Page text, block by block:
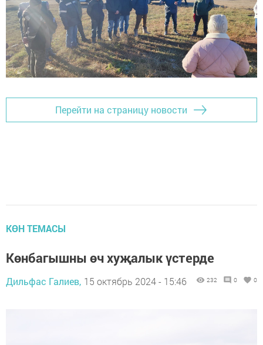
Перейти на страницу новости
КӨН ТЕМАСЫ
Көнбагышны өч хуҗалык үстерде
Дильфас Галиев, 15 октябрь 2024 - 15:46 232 0 0